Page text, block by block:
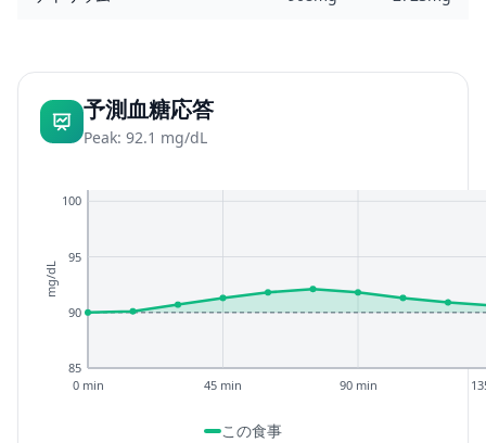
予測血糖応答
Peak: 92.1 mg/dL
85
90
95
100
0 min 45 min 90 min
mg/dL
この食事